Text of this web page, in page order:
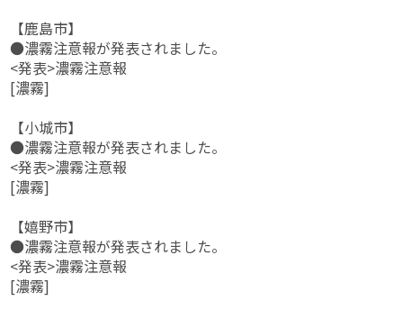
【鹿島市】
●濃霧注意報が発表されました。
<発表>濃霧注意報
[濃霧]
【小城市】
●濃霧注意報が発表されました。
<発表>濃霧注意報
[濃霧]
【嬉野市】
●濃霧注意報が発表されました。
<発表>濃霧注意報
[濃霧]